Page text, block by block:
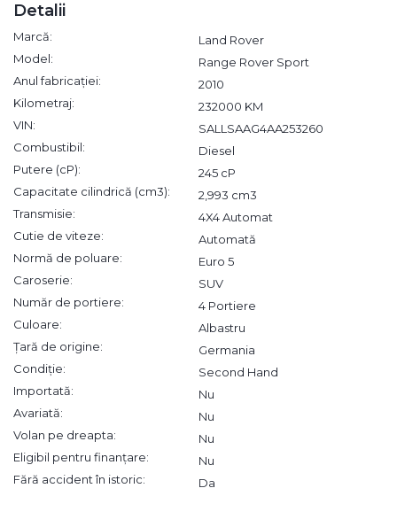
Detalii
Marcă:
Land Rover
Model:
Range Rover Sport
Anul fabricației:
2010
Kilometraj:
232000 KM
VIN:
SALLSAAG4AA253260
Combustibil:
Diesel
Putere (cP):
245 cP
Capacitate cilindrică (cm3):
2,993 cm3
Transmisie:
4X4 Automat
Cutie de viteze:
Automată
Normă de poluare:
Euro 5
Caroserie:
SUV
Număr de portiere:
4 Portiere
Culoare:
Albastru
Țară de origine:
Germania
Condiție:
Second Hand
Importată:
Nu
Avariată:
Nu
Volan pe dreapta:
Nu
Eligibil pentru finanțare:
Nu
Fără accident în istoric:
Da